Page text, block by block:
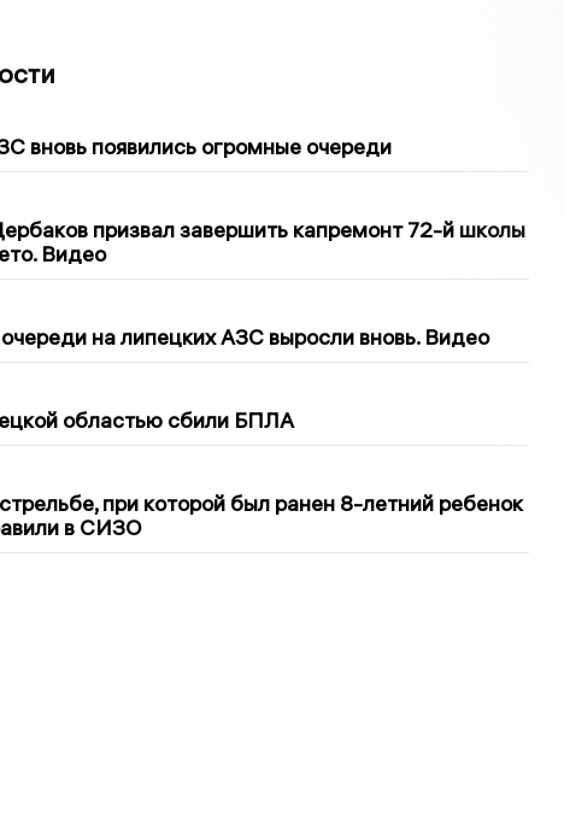
вновь появились огромные очереди
призвал завершить капремонт 72-й школы
Видео
на липецких АЗС выросли вновь. Видео
областью сбили БПЛА
при которой был ранен 8-летний ребенок
в СИЗО